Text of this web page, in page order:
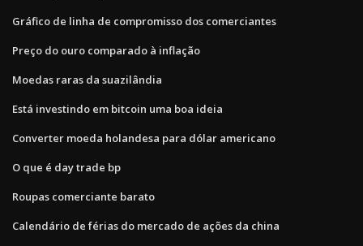
Gráfico de linha de compromisso dos comerciantes
Preço do ouro comparado à inflação
Moedas raras da suazilândia
Está investindo em bitcoin uma boa ideia
Converter moeda holandesa para dólar americano
O que é day trade bp
Roupas comerciante barato
Calendário de férias do mercado de ações da china